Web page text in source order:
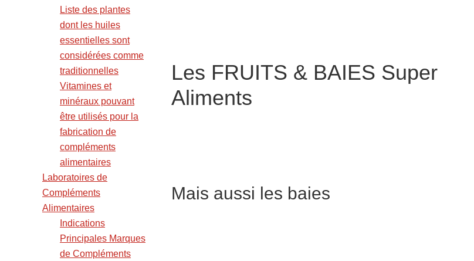
Les FRUITS & BAIES Super
Aliments
Mais aussi les baies
Liste des plantes
dont les huiles
essentielles sont
considérées comme
traditionnelles
Vitamines et
minéraux pouvant
être utilisés pour la
fabrication de
compléments
alimentaires
Laboratoires de
Compléments
Alimentaires
Indications
Principales Marques
de Compléments